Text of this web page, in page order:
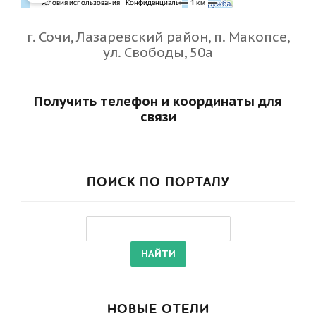
г. Сочи, Лазаревский район, п. Макопсе,
ул. Свободы, 50а
Получить телефон и координаты для
связи
ПОИСК ПО ПОРТАЛУ
НОВЫЕ ОТЕЛИ